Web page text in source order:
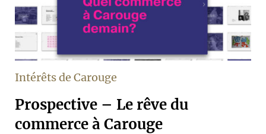
Intérêts de Carouge
Prospective – Le rêve du
commerce à Carouge